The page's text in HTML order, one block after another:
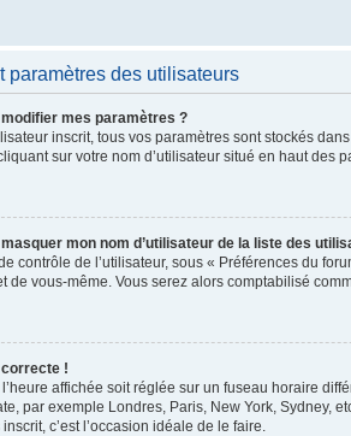
paramètres des utilisateurs
mes paramètres ?
inscrit, tous vos paramètres sont stockés
sur votre nom d’utilisateur situé en haut des
mon nom d’utilisateur de la liste des
contrôle de l’utilisateur, sous « Préférences du
de vous-même. Vous serez alors comptabilisé
correcte !
affichée soit réglée sur un fuseau horaire
par exemple Londres, Paris, New York, Sydney,
c’est l’occasion idéale de le faire.